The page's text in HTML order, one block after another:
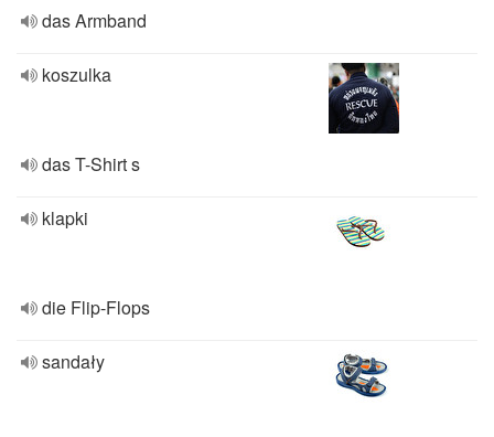
das Armband
koszulka
das T-Shirt s
klapki
die Flip-Flops
sandały